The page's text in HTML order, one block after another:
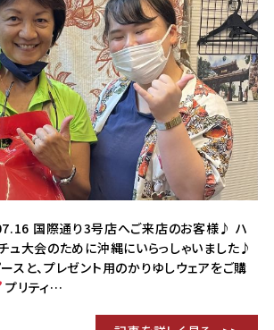
国際通り3号店へご来店のお客様♪ ハ
ュ大会のために沖縄にいらっしゃいました♪
スと、プレゼント用のかりゆしウェアをご購
プリティ…